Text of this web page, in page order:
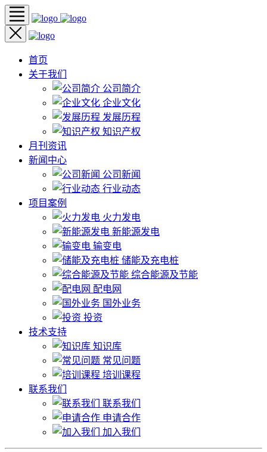
首页
关于我们
公司简介
企业文化
发展历程
知识产权
月刊资讯
新闻中心
公司新闻
行业动态
项目案例
火力发电
新能源发电
输变电
储能及充电桩
综合能源及节能
配电网
国外业务
投资
技术支持
知识库
常见问题
培训课程
联系我们
联系我们
申请合作
加入我们